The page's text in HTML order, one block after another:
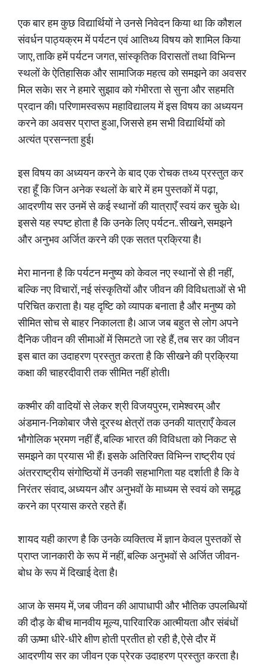
एक बार हम कुछ विद्यार्थियों ने उनसे निवेदन किया था कि कौशल
संवर्धन पाठ्यक्रम में पर्यटन एवं आतिथ्य विषय को शामिल किया
जाए, ताकि हमें पर्यटन जगत, सांस्कृतिक विरासतों तथा विभिन्न
स्थलों के ऐतिहासिक और सामाजिक महत्व को समझने का अवसर
मिल सके। सर ने हमारे सुझाव को गंभीरता से सुना और सहमति
प्रदान की। परिणामस्वरूप महाविद्यालय में इस विषय का अध्ययन
करने का अवसर प्राप्त हुआ, जिससे हम सभी विद्यार्थियों को
अत्यंत प्रसन्नता हुई।
इस विषय का अध्ययन करने के बाद एक रोचक तथ्य प्रस्तुत कर
रहा हूँ कि जिन अनेक स्थलों के बारे में हम पुस्तकों में पढ़ा,
आदरणीय सर उनमें से कई स्थानों की यात्राएँ स्वयं कर चुके थे।
इससे यह स्पष्ट होता है कि उनके लिए पर्यटन.. सीखने, समझने
और अनुभव अर्जित करने की एक सतत प्रक्रिया है।
मेरा मानना है कि पर्यटन मनुष्य को केवल नए स्थानों से ही नहीं,
बल्कि नए विचारों, नई संस्कृतियों और जीवन की विविधताओं से भी
परिचित कराता है। यह दृष्टि को व्यापक बनाता है और मनुष्य को
सीमित सोच से बाहर निकालता है। आज जब बहुत से लोग अपने
दैनिक जीवन की सीमाओं में सिमटते जा रहे हैं, तब सर का जीवन
इस बात का उदाहरण प्रस्तुत करता है कि सीखने की प्रक्रिया
कक्षा की चाहरदीवारी तक सीमित नहीं होती।
कश्मीर की वादियों से लेकर श्री विजयपुरम, रामेश्वरम् और
अंडमान-निकोबार जैसे दूरस्थ क्षेत्रों तक उनकी यात्राएँ केवल
भौगोलिक भ्रमण नहीं हैं, बल्कि भारत की विविधता को निकट से
समझने का प्रयास भी हैं। इसके अतिरिक्त विभिन्न राष्ट्रीय एवं
अंतरराष्ट्रीय संगोष्ठियों में उनकी सहभागिता यह दर्शाती है कि वे
निरंतर संवाद, अध्ययन और अनुभवों के माध्यम से स्वयं को समृद्ध
करने का प्रयास करते रहते हैं।
शायद यही कारण है कि उनके व्यक्तित्व में ज्ञान केवल पुस्तकों से
प्राप्त जानकारी के रूप में नहीं, बल्कि अनुभवों से अर्जित जीवन-
बोध के रूप में दिखाई देता है।
आज के समय में, जब जीवन की आपाधापी और भौतिक उपलब्धियों
की दौड़ के बीच मानवीय मूल्य, पारिवारिक आत्मीयता और संबंधों
की ऊष्मा धीरे-धीरे क्षीण होती प्रतीत हो रही है, ऐसे दौर में
आदरणीय सर का जीवन एक प्रेरक उदाहरण प्रस्तुत करता है।